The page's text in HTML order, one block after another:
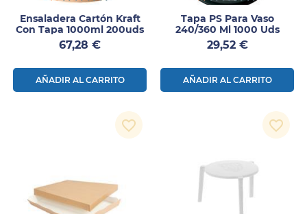
Ensaladera Cartón Kraft
Con Tapa 1000ml 200uds
Precio
67,28 €
AÑADIR AL CARRITO
Tapa PS Para Vaso
240/360 Ml 1000 Uds
Precio
29,52 €
AÑADIR AL CARRITO
favorite_border favorite_border